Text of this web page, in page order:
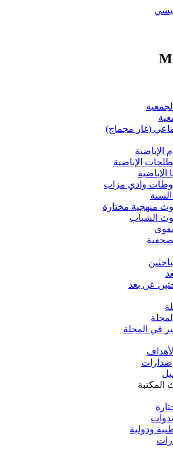
(غار مجماج)
الإباضية
الإباضية
الإباضية
وادي مزاب
منهجية مختارة
الشباب
عن بعد
في المجلة
ودولية